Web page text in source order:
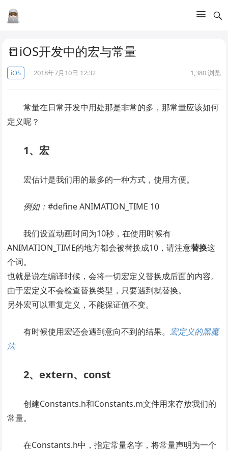
📒iOS开发中的宏与常量
iOS 2018年7月10日 12:32 1,380浏览
常量在日常开发中用处那是非常的多，那常量应该如何
定义呢？
1、宏
宏估计是我们用的最多的一种方式，使用方便。
例如：#define ANIMATION_TIME 10
我们设置动画时间为10秒，在使用时候有
ANIMATION_TIME的地方都会被替换成10，请注意替换这
个词。
也就是说在编译时候，会将一切宏定义替换成后面的内容。
由于宏定义不会检查替换类型，只要遇到就替换。
另外宏可以重复定义，不能保证值不变。
有时候使用宏还会遇到意向不到的结果。 宏定义的黑魔
法
2、extern、const
创建Constants.h和Constants.m文件用来存放我们的
常量。
在Constants.h中，指定常量名字，将常量声明为一个